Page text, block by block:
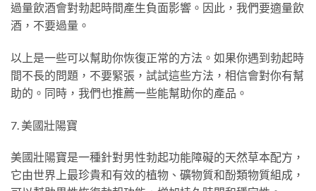
過量飲酒會對勃起時間產生負面影響。因此，我們要適量飲
酒，不要過量。
以上是一些可以幫助你恢復正常的方法。如果你遇到勃起時
間不長的問題，不要緊張，試試這些方法，相信會對你有幫
助的。同時，我們也推薦一些能幫助你的產品。
7. 美國壯陽寶
美國壯陽寶是一種針對男性勃起功能障礙的天然草本配方，
它由世界上最珍貴和有效的植物、礦物質和酚類物質組成，